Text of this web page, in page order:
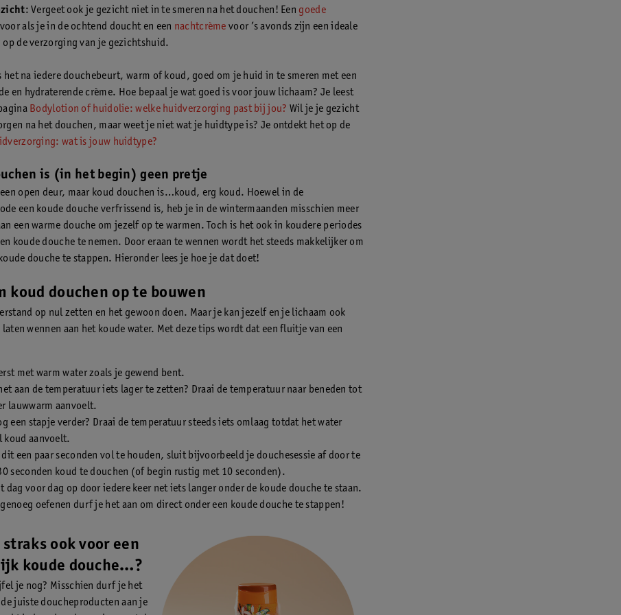
: Vergeet ook je gezicht niet in te smeren na het douchen! Een goede
voor als je in de ochtend doucht en een nachtcrème voor ’s avonds zijn een ideale
de verzorging van je gezichtshuid.
het na iedere douchebeurt, warm of koud, goed om je huid in te smeren met een
en hydraterende crème. Hoe bepaal je wat goed is voor jouw lichaam? Je leest
Bodylotion of huidolie: welke huidverzorging past bij jou? Wil je je gezicht
na het douchen, maar weet je niet wat je huidtype is? Je ontdekt het op de
wat is jouw huidtype?
is (in het begin) geen pretje
open deur, maar koud douchen is…koud, erg koud. Hoewel in de
een koude douche verfrissend is, heb je in de wintermaanden misschien meer
een warme douche om jezelf op te warmen. Toch is het ook in koudere periodes
koude douche te nemen. Door eraan te wennen wordt het steeds makkelijker om
douche te stappen. Hieronder lees je hoe je dat doet!
koud douchen op te bouwen
op nul zetten en het gewoon doen. Maar je kan jezelf en je lichaam ook
wennen aan het koude water. Met deze tips wordt dat een fluitje van een
met warm water zoals je gewend bent.
aan de temperatuur iets lager te zetten? Draai de temperatuur naar beneden tot
lauwwarm aanvoelt.
een stapje verder? Draai de temperatuur steeds iets omlaag totdat het water
koud aanvoelt.
dit een paar seconden vol te houden, sluit bijvoorbeeld je douchesessie af door te
seconden koud te douchen (of begin rustig met 10 seconden).
dag voor dag op door iedere keer net iets langer onder de koude douche te staan.
genoeg oefenen durf je het aan om direct onder een koude douche te stappen!
straks ook voor een
koude douche…?
je nog? Misschien durf je het
juiste doucheproducten aan je